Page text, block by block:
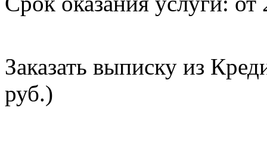
Заказать выписку из
руб.)